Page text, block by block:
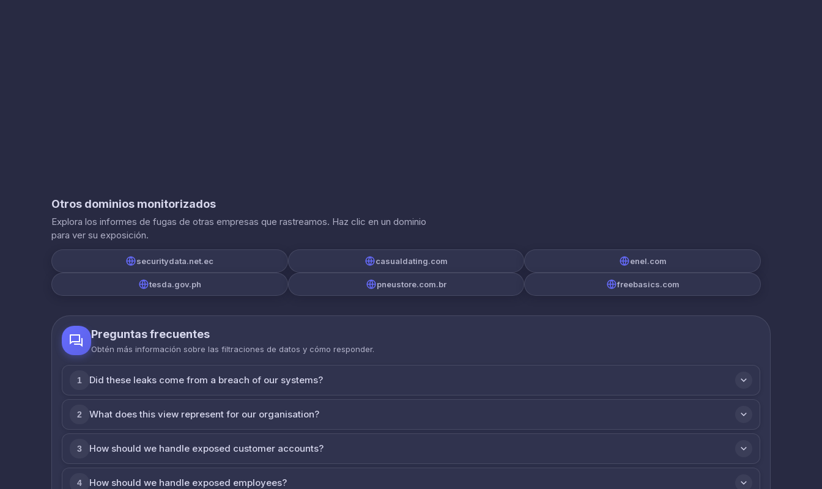
Otros dominios monitorizados
Explora los informes de fugas de otras empresas que rastreamos. Haz clic en un dominio
para ver su exposición.
securitydata.net.ec casualdating.com enel.com
tesda.gov.ph pneustore.com.br freebasics.com
Preguntas frecuentes
Obtén más información sobre las filtraciones de datos y cómo responder.
1 Did these leaks come from a breach of our systems?
2 What does this view represent for our organisation?
3 How should we handle exposed customer accounts?
4 How should we handle exposed employees?